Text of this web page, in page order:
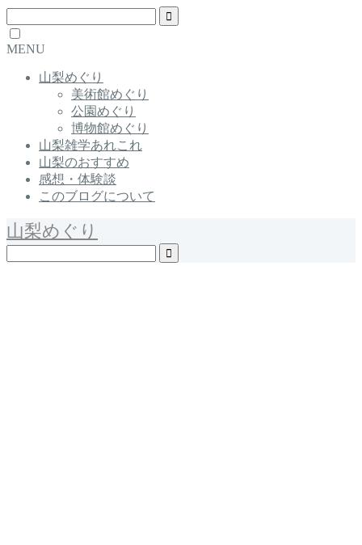
MENU
山梨めぐり
美術館めぐり
公園めぐり
博物館めぐり
山梨雑学あれこれ
山梨のおすすめ
感想・体験談
このブログについて
山梨めぐり